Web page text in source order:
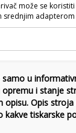
može se
srednjim adapterom
u
i stanje
Opis stroja
kakve tiskarske